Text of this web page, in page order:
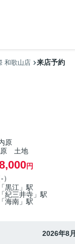
和歌山店 来店予約
原
原 土地
円
黒江」駅
紀三井寺」駅
海南」駅
2026年8月